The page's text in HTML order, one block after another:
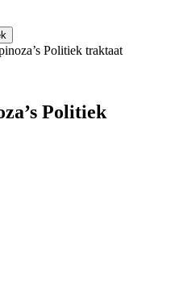
Politiek traktaat
Politiek